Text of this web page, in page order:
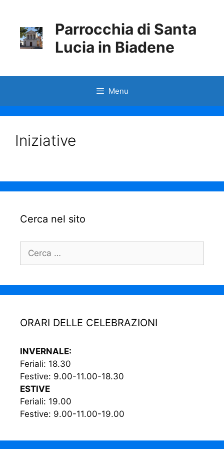
Parrocchia di Santa
Lucia in Biadene
Menu
Iniziative
Cerca nel sito
ORARI DELLE CELEBRAZIONI
INVERNALE:
Feriali: 18.30
Festive: 9.00-11.00-18.30
ESTIVE
Feriali: 19.00
Festive: 9.00-11.00-19.00